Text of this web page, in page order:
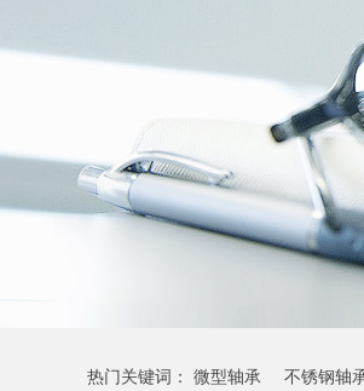
热门关键词： 微型轴承 不锈钢轴